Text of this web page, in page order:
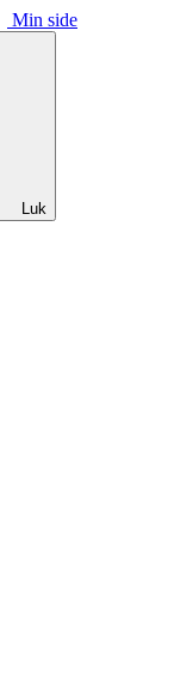
Min side
Luk